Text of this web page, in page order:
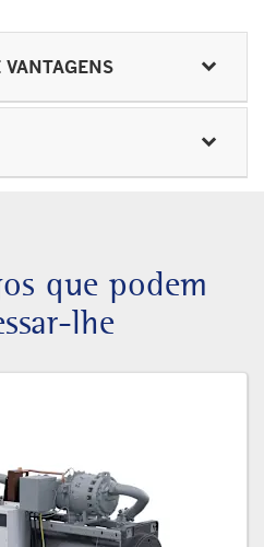
que podem
lhe